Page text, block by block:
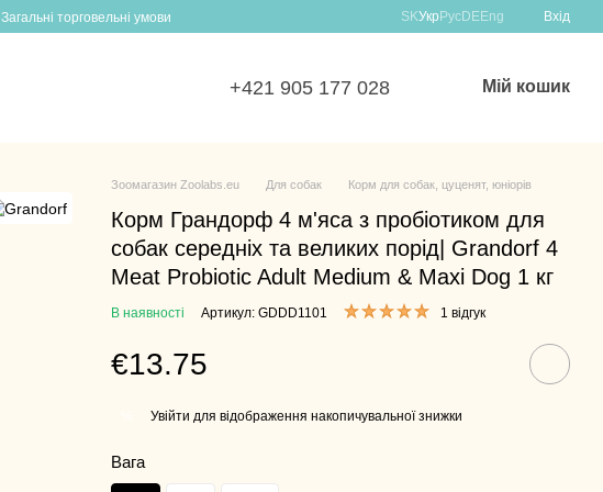
Загальні торговельні умови SKУкр РусDEEng Вхід
+421 905 177 028 Мій кошик
Зоомагазин Zoolabs.eu Для собак Корм для собак, цуценят, юніорів
Корм Грандорф 4 м'яса з пробіотиком для
собак середніх та великих порід| Grandorf 4
Meat Probiotic Adult Medium & Maxi Dog 1 кг
В наявності Артикул: GDDD1101 1 відгук
€13.75
Увійти для відображення накопичувальної знижки
Вага